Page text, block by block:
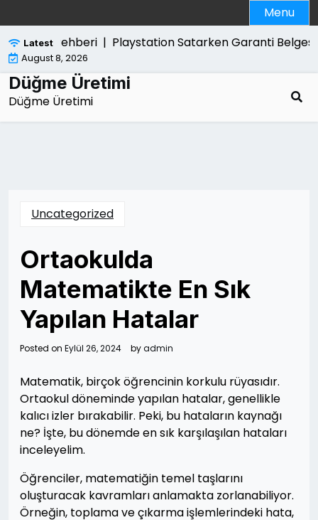
to
content
Menu
LatestRehberi |Playstation Satarken Garanti Belgesi
August 8, 2026
Düğme Üretimi
Düğme Üretimi
Uncategorized
Ortaokulda
Matematikte En Sık
Yapılan Hatalar
Posted on Eylül 26, 2024 byadmin
Matematik, birçok öğrencinin korkulu rüyasıdır.
Ortaokul döneminde yapılan hatalar, genellikle
kalıcı izler bırakabilir. Peki, bu hataların kaynağı
ne? İşte, bu dönemde en sık karşılaşılan hataları
inceleyelim.
Öğrenciler, matematiğin temel taşlarını
oluşturacak kavramları anlamakta zorlanabiliyor.
Örneğin, toplama ve çıkarma işlemlerindeki hata,